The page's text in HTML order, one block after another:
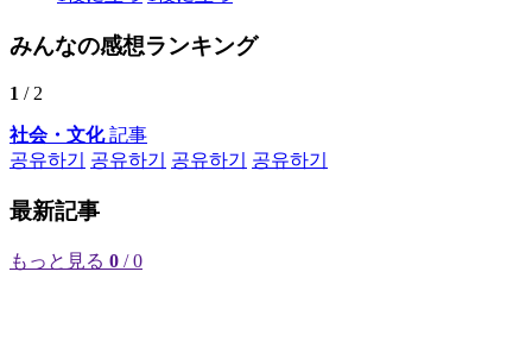
みんなの感想ランキング
1 / 2
社会・文化記事
공유하기
공유하기 공유하기 공유하기
最新記事
もっと見る 0 / 0